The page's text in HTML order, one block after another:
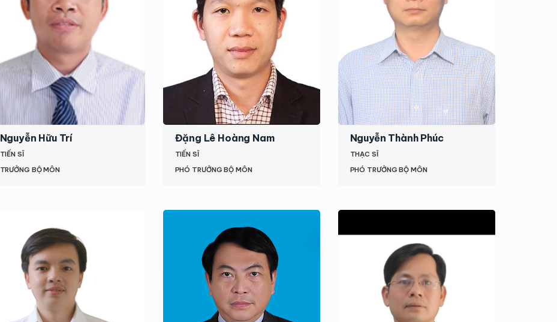
Nguyễn Hữu Trí
TIẾN SĨ
TRƯỞNG BỘ MÔN
Đặng Lê Hoàng Nam
TIẾN SĨ
PHÓ TRƯỞNG BỘ MÔN
Nguyễn Thành Phúc
THẠC SĨ
PHÓ TRƯỞNG BỘ MÔN